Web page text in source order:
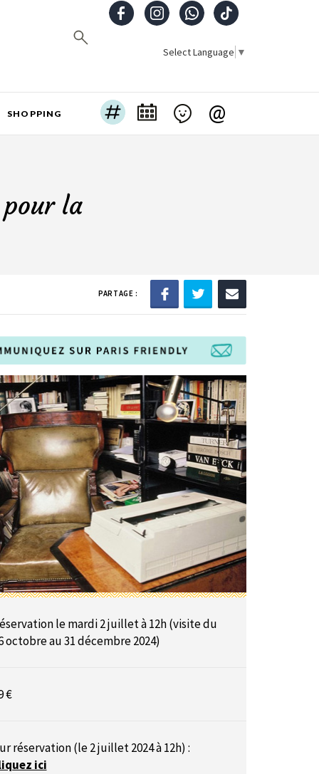
Select Language ▼
SHOPPING @
la
PARTAGE :
le mardi 2 juillet à 12h (visite du
octobre au 31 décembre 2024)
€
réservation (le 2 juillet 2024 à 12h) :
ici